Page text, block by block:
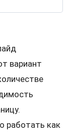
вариант
работать как